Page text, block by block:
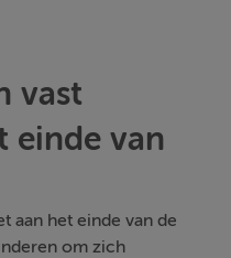
vast
einde van
aan het einde van de
om zich